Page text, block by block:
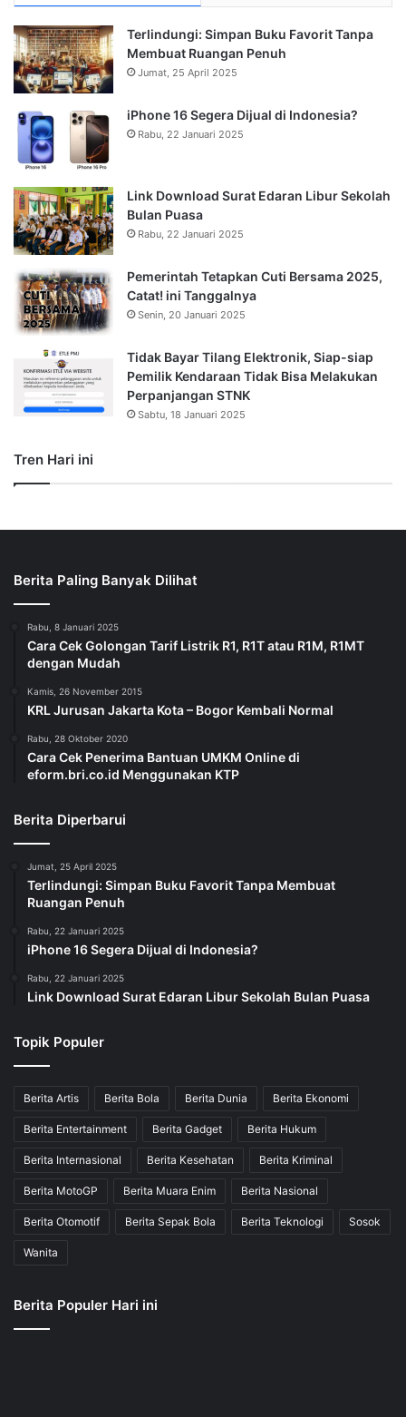
Terlindungi: Simpan Buku Favorit Tanpa
Membuat Ruangan Penuh
Jumat, 25 April 2025
iPhone 16 Segera Dijual di Indonesia?
Rabu, 22 Januari 2025
Link Download Surat Edaran Libur Sekolah
Bulan Puasa
Rabu, 22 Januari 2025
Pemerintah Tetapkan Cuti Bersama 2025,
Catat! ini Tanggalnya
Senin, 20 Januari 2025
Tidak Bayar Tilang Elektronik, Siap-siap
Pemilik Kendaraan Tidak Bisa Melakukan
Perpanjangan STNK
Sabtu, 18 Januari 2025
Tren Hari ini
Berita Paling Banyak Dilihat
Rabu, 8 Januari 2025
Cara Cek Golongan Tarif Listrik R1, R1T atau R1M, R1MT
dengan Mudah
Kamis, 26 November 2015
KRL Jurusan Jakarta Kota – Bogor Kembali Normal
Rabu, 28 Oktober 2020
Cara Cek Penerima Bantuan UMKM Online di
eform.bri.co.id Menggunakan KTP
Berita Diperbarui
Jumat, 25 April 2025
Terlindungi: Simpan Buku Favorit Tanpa Membuat
Ruangan Penuh
Rabu, 22 Januari 2025
iPhone 16 Segera Dijual di Indonesia?
Rabu, 22 Januari 2025
Link Download Surat Edaran Libur Sekolah Bulan Puasa
Topik Populer
Berita Artis Berita Bola Berita Dunia Berita Ekonomi
Berita Entertainment Berita Gadget Berita Hukum
Berita Internasional Berita Kesehatan Berita Kriminal
Berita MotoGP Berita Muara Enim Berita Nasional
Berita Otomotif Berita Sepak Bola Berita Teknologi Sosok
Wanita
Berita Populer Hari ini